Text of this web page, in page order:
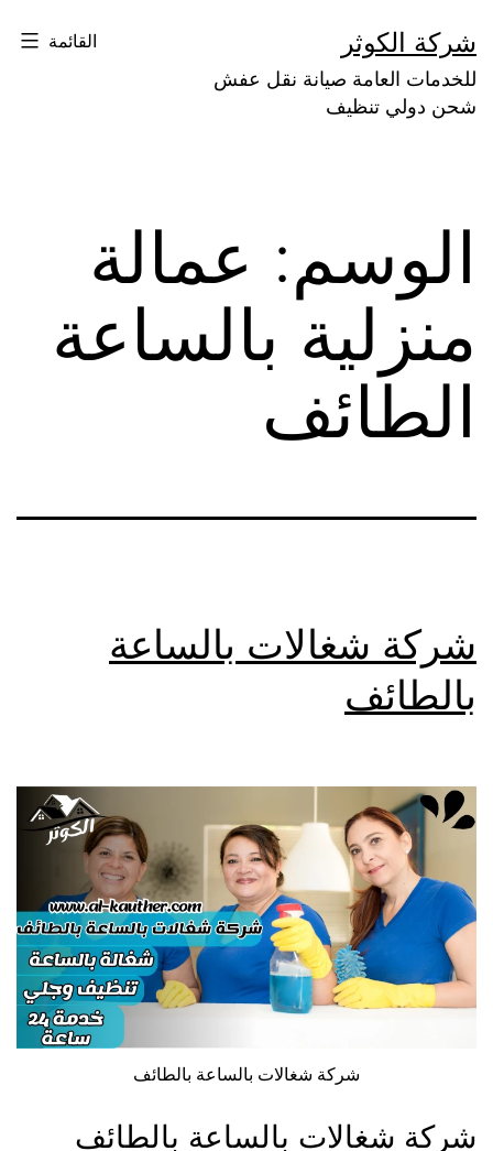
إلى
المحتوى
شركة الكوثر
للخدمات العامة صيانة نقل عفش
شحن دولي تنظيف
القائمة
الوسم: عمالة
منزلية بالساعة
الطائف
شركة شغالات بالساعة
بالطائف
شركة شغالات بالساعة بالطائف
شركة شغالات بالساعة بالطائف